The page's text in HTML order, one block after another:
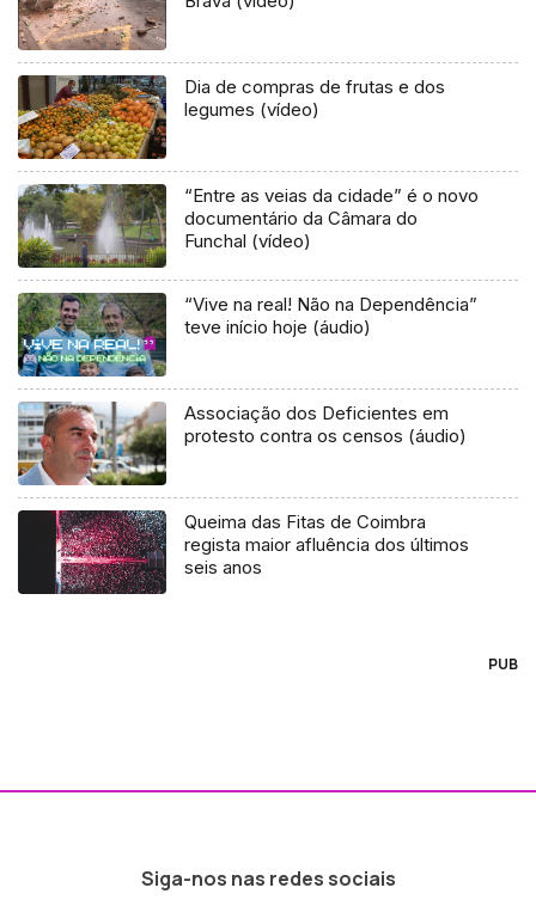
Dia de compras de frutas e dos
legumes (vídeo)
“Entre as veias da cidade” é o novo
documentário da Câmara do
Funchal (vídeo)
“Vive na real! Não na Dependência”
teve início hoje (áudio)
Associação dos Deficientes em
protesto contra os censos (áudio)
Queima das Fitas de Coimbra
regista maior afluência dos últimos
seis anos
PUB
Siga-nos nas redes sociais